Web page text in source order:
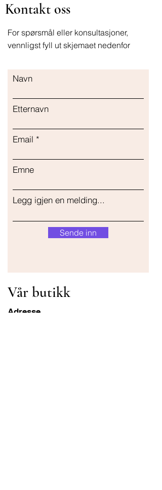
Kontakt oss
For spørsmål eller konsultasjoner,
vennligst fyll ut skjemaet nedenfor
Navn
Etternavn
Email
Emne
Legg igjen en melding...
Sende inn
Vår butikk
Adresse